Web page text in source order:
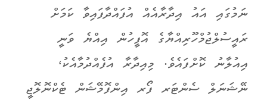
ނަމުގައި އައު އިދާރާއެއް އުފައްދާފައިވާ ކަމަށް
ރައީސުލްޖުމްހޫރިއްޔާގެ އޮފީހުން އިއްޔެ ވަނީ
އިއުލާނު ކޮށްފައެވެ. މިއިދާރާ އުފެއްދުމާއެކު،
ނޭޝަނަލް ސެންޓަރ ފޯރ އިންފޮމޭޝަން ޓެކްނޮލޮޖީ